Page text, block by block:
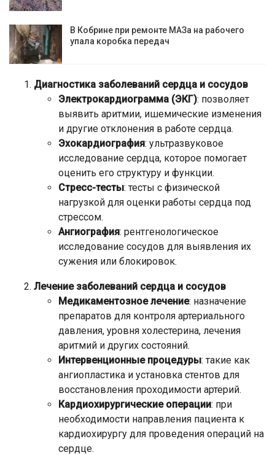
В Кобрине при ремонте МАЗа на рабочего
упала коробка передач
Диагностика заболеваний сердца и сосудов
Электрокардиограмма (ЭКГ): позволяет
выявить аритмии, ишемические изменения
и другие отклонения в работе сердца.
Эхокардиография: ультразвуковое
исследование сердца, которое помогает
оценить его структуру и функции.
Стресс-тесты: тесты с физической
нагрузкой для оценки работы сердца под
стрессом.
Ангиография: рентгенологическое
исследование сосудов для выявления их
сужения или блокировок.
Лечение заболеваний сердца и сосудов
Медикаментозное лечение: назначение
препаратов для контроля артериального
давления, уровня холестерина, лечения
аритмий и других состояний.
Интервенционные процедуры: такие как
ангиопластика и установка стентов для
восстановления проходимости артерий.
Кардиохирургические операции: при
необходимости направления пациента к
кардиохирургу для проведения операций на
сердце.